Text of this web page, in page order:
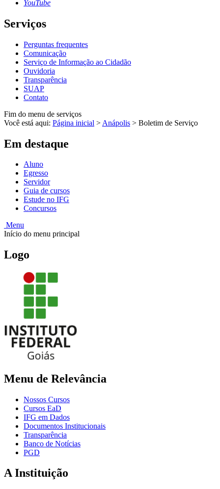
YouTube
Serviços
Perguntas frequentes
Comunicação
Serviço de Informação ao Cidadão
Ouvidoria
Transparência
SUAP
Contato
Fim do menu de serviços
Você está aqui: Página inicial > Anápolis > Boletim de Serviço
Em destaque
Aluno
Egresso
Servidor
Guia de cursos
Estude no IFG
Concursos
Menu
Início do menu principal
Logo
Menu de Relevância
Nossos Cursos
Cursos EaD
IFG em Dados
Documentos Institucionais
Transparência
Banco de Notícias
PGD
A Instituição